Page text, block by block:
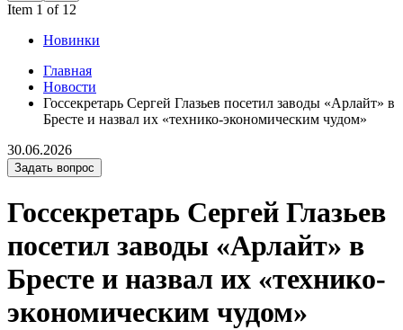
Item 1 of 12
Новинки
Главная
Новости
Госсекретарь Сергей Глазьев посетил заводы «Арлайт» в
Бресте и назвал их «технико-экономическим чудом»
30.06.2026
Задать вопрос
Госсекретарь Сергей Глазьев
посетил заводы «Арлайт» в
Бресте и назвал их «технико-
экономическим чудом»